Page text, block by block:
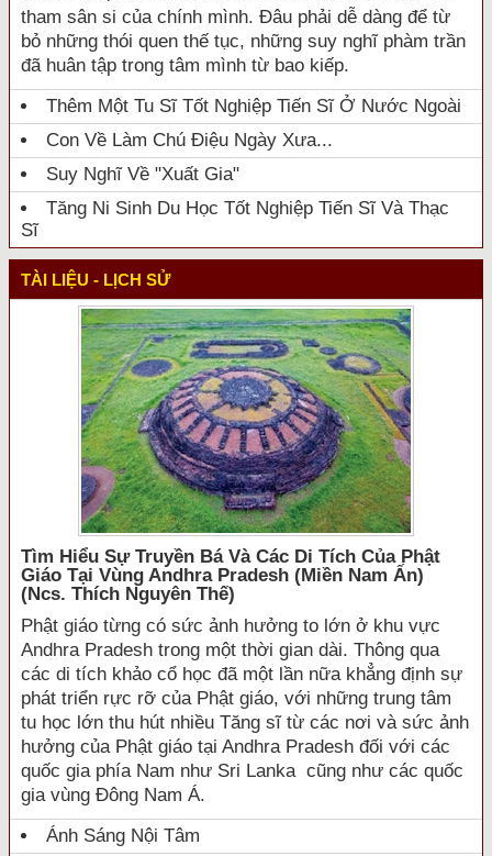
tham sân si của chính mình. Đâu phải dễ dàng để từ
bỏ những thói quen thế tục, những suy nghĩ phàm trần
đã huân tập trong tâm mình từ bao kiếp.
Thêm Một Tu Sĩ Tốt Nghiệp Tiến Sĩ Ở Nước Ngoài
Con Về Làm Chú Điệu Ngày Xưa...
Suy Nghĩ Về "xuất Gia"
Tăng Ni Sinh Du Học Tốt Nghiệp Tiến Sĩ Và Thạc
Sĩ
TÀI LIỆU - LỊCH SỬ
Tìm Hiểu Sự Truyền Bá Và Các Di Tích Của Phật
Giáo Tại Vùng Andhra Pradesh (miền Nam Ấn)
(ncs. Thích Nguyên Thế)
Phật giáo từng có sức ảnh hưởng to lớn ở khu vực
Andhra Pradesh trong một thời gian dài. Thông qua
các di tích khảo cổ học đã một lần nữa khẳng định sự
phát triển rực rỡ của Phật giáo, với những trung tâm
tu học lớn thu hút nhiều Tăng sĩ từ các nơi và sức ảnh
hưởng của Phật giáo tại Andhra Pradesh đối với các
quốc gia phía Nam như Sri Lanka cũng như các quốc
gia vùng Đông Nam Á.
Ánh Sáng Nội Tâm